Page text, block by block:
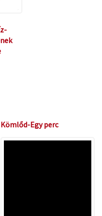
Kömlőd-Egy perc